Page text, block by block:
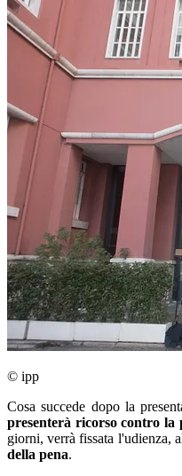
© ipp
Cosa succede dopo la
presenterà ricorso contro la
giorni, verrà fissata l'udienza,
della pena.